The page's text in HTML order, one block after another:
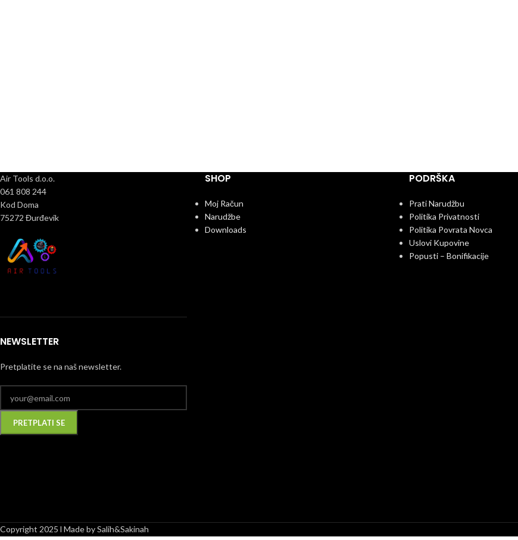
Air Tools d.o.o.
061 808 244
Kod Doma
75272 Đurđevik
NEWSLETTER
Pretplatite se na naš newsletter.
SHOP
Moj Račun
Narudžbe
Downloads
PODRŠKA
Prati Narudžbu
Politika Privatnosti
Politika Povrata Novca
Uslovi Kupovine
Popusti – Bonifikacije
Copyright 2025 l Made by Salih&Sakinah